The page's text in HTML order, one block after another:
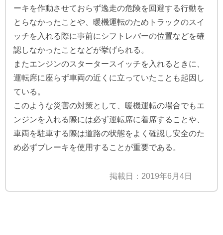
ーキを作動させておらず逸走の危険を回避する行動を
とらなかったことや、暖機運転のためトラックのスイ
ッチを入れる際に事前にシフトレバーの位置などを確
認しなかったことなどが挙げられる。
またエンジンのスタータースイッチを入れるときに、
運転席に座らず車両の近くに立っていたことも起因し
ている。
このような災害の対策として、暖機運転の場合でもエ
ンジンを入れる際には必ず運転席に着席することや、
車両を駐車する際は道路の状態をよく確認し安全のた
め必ずブレーキを使用することが重要である。
掲載日：2019年6月4日